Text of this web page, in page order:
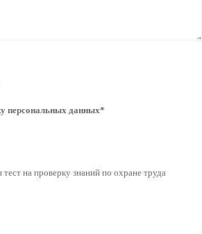
персональных данных*
на проверку знаний по охране труда